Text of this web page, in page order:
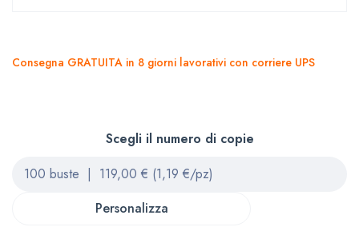
Consegna GRATUITA in 8 giorni lavorativi con corriere UPS
Scegli il numero di copie
Personalizza